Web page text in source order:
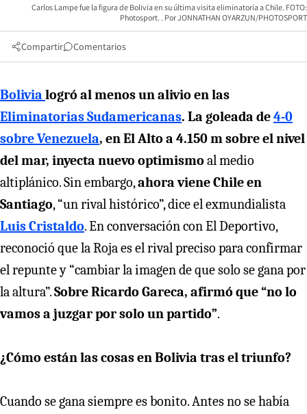
Carlos Lampe fue la figura de Bolivia en su última visita eliminatoria a Chile. FOTO:
Photosport.
JONNATHAN OYARZUN/PHOTOSPORT
Compartir Comentarios
Bolivia logró al menos un alivio en las
Eliminatorias Sudamericanas. La goleada de4-0
sobre Venezuela, en El Alto a 4.150 m sobre el nivel
del mar, inyecta nuevo optimismo al medio
altiplánico. Sin embargo,ahora viene Chile en
Santiago, “un rival histórico”, dice el exmundialista
Luis Cristaldo. En conversación con El Deportivo,
reconoció que la Roja es el rival preciso para confirmar
el repunte y “cambiar la imagen de que solo se gana por
la altura”.Sobre Ricardo Gareca, afirmó que “no lo
vamos a juzgar por solo un partido”.
¿Cómo están las cosas en Bolivia tras el triunfo?
Cuando se gana siempre es bonito. Antes no se había